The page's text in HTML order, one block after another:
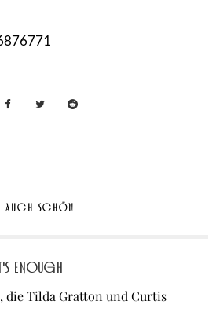
AUCH SCHÖN
Enough
die Tilda Gratton und Curtis